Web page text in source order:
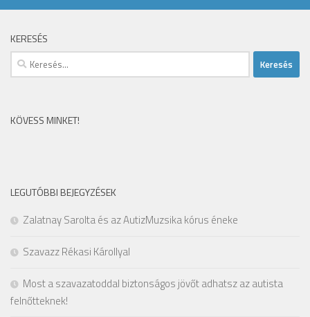
KERESÉS
Keresés:
KÖVESS MINKET!
LEGUTÓBBI BEJEGYZÉSEK
Zalatnay Sarolta és az AutizMuzsika kórus éneke
Szavazz Rékasi Károllyal
Most a szavazatoddal biztonságos jövőt adhatsz az autista
felnőtteknek!